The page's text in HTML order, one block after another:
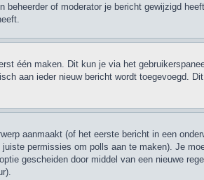
of moderator je bericht gewijzigd
één maken. Dit kun je via het
aan ieder nieuw bericht wordt toegevoegd.
aanmaakt (of het eerste bericht in een
permissies om polls aan te maken). Je
gescheiden door middel van een nieuwe